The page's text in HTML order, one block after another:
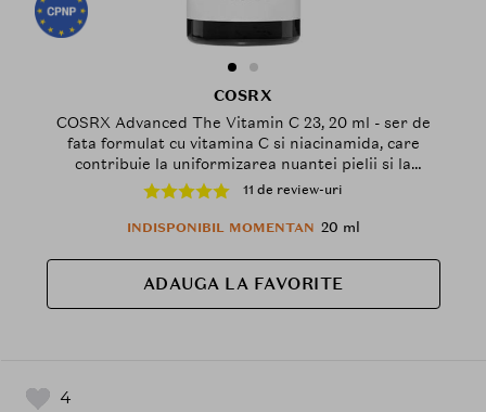
COSRX
COSRX Advanced The Vitamin C 23, 20 ml - ser de
fata formulat cu vitamina C si niacinamida, care
contribuie la uniformizarea nuantei pielii si la
estomparea hiperpigmentarii
11 de review-uri
INDISPONIBIL MOMENTAN 20 ml
ADAUGA LA FAVORITE
4